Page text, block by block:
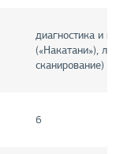
диагностика и
(«Накатани»),
сканирование)
6